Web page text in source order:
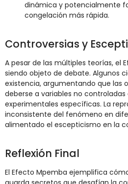
dinámica y potencialmente
congelación más rápida.
Controversias y
A pesar de las múltiples teorías, el
siendo objeto de debate. Algunos
existencia, argumentando que las
deberse a variables no
experimentales específicas. La
inconsistente del fenómeno en
alimentado el escepticismo en la
Reflexión Final
El Efecto Mpemba ejemplifica